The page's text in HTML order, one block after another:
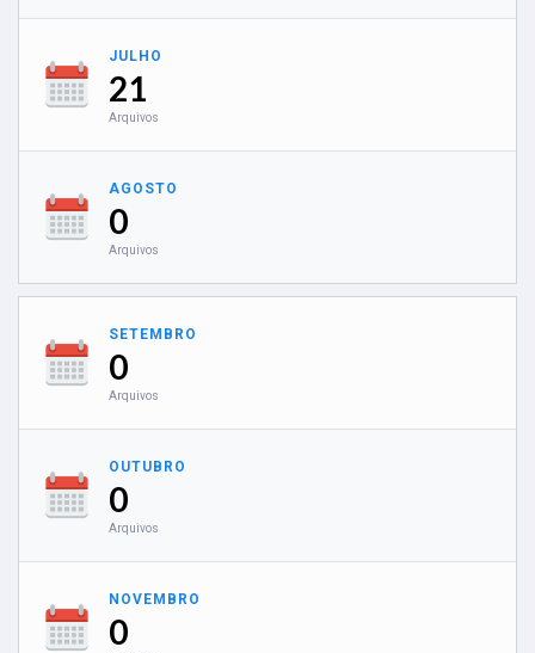
JULHO
21
Arquivos
AGOSTO
0
Arquivos
SETEMBRO
0
Arquivos
OUTUBRO
0
Arquivos
NOVEMBRO
0